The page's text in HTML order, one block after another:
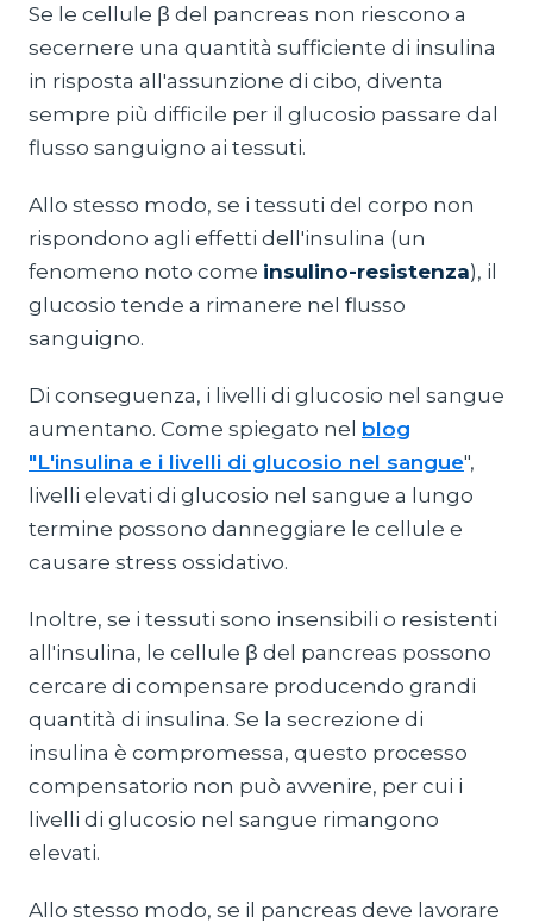
Se le cellule β del pancreas non riescono a
secernere una quantità sufficiente di insulina
in risposta all'assunzione di cibo, diventa
sempre più difficile per il glucosio passare dal
flusso sanguigno ai tessuti.
Allo stesso modo, se i tessuti del corpo non
rispondono agli effetti dell'insulina (un
fenomeno noto come insulino-resistenza), il
glucosio tende a rimanere nel flusso
sanguigno.
Di conseguenza, i livelli di glucosio nel sangue
aumentano. Come spiegato nel blog
"L'insulina e i livelli di glucosio nel sangue",
livelli elevati di glucosio nel sangue a lungo
termine possono danneggiare le cellule e
causare stress ossidativo.
Inoltre, se i tessuti sono insensibili o resistenti
all'insulina, le cellule β del pancreas possono
cercare di compensare producendo grandi
quantità di insulina. Se la secrezione di
insulina è compromessa, questo processo
compensatorio non può avvenire, per cui i
livelli di glucosio nel sangue rimangono
elevati.
Allo stesso modo, se il pancreas deve lavorare